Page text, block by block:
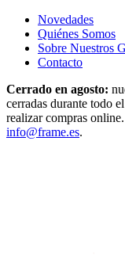
Novedades
Quiénes Somos
Sobre Nuestros
Contacto
Cerrado en agosto:
cerradas durante todo
realizar compras
info@frame.es.